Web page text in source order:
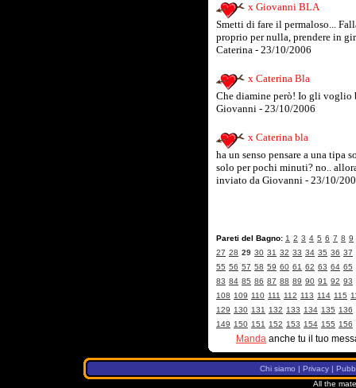
x Giovanni BLA
Smetti di fare il permaloso...
proprio per nulla, prendere in
Caterina - 23/10/2006
x Caterina Bla
Che diamine però! Io gli voglio
Giovanni - 23/10/2006
x Caterina bla
ha un senso pensare a una tipa
solo per pochi minuti? no..
inviato da Giovanni - 23/10/
Pareti del Bagno: 1 2 3 4 5 6 7 8 9
27 28 29 30 31 32 33 34 35 36 37
55 56 57 58 59 60 61 62 63 64 65
83 84 85 86 87 88 89 90 91 92 93
108 109 110 111 112 113 114 115
129 130 131 132 133 134 135 136
149 150 151 152 153 154 155 156
Manda anche tu il tuo
Chi siamo | Privacy |
All the